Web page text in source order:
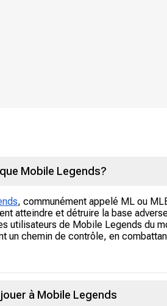
Mobile Legends?
, communément appelé ML ou
atteindre et détruire la base
utilisateurs de Mobile Legends du
un chemin de contrôle, en
à Mobile Legends